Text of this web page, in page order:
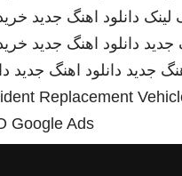
لینک دانلود اهنگ جدید
جدید دانلود اهنگ جدید
جدید دانلود اهنگ جدید
Replacement
Google Ads